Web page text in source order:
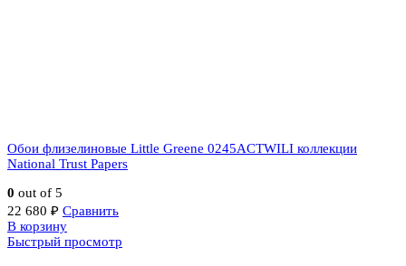
Обои флизелиновые Little Greene 0245ACTWILI коллекции
National Trust Papers
0 out of 5
22 680 ₽ Сравнить
В корзину
Быстрый просмотр